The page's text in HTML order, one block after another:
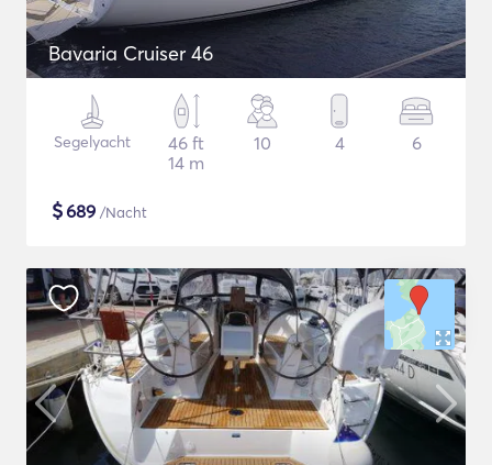
Bavaria Cruiser 46
Segelyacht
46 ft
14 m
10 4 6
$689 /Nacht